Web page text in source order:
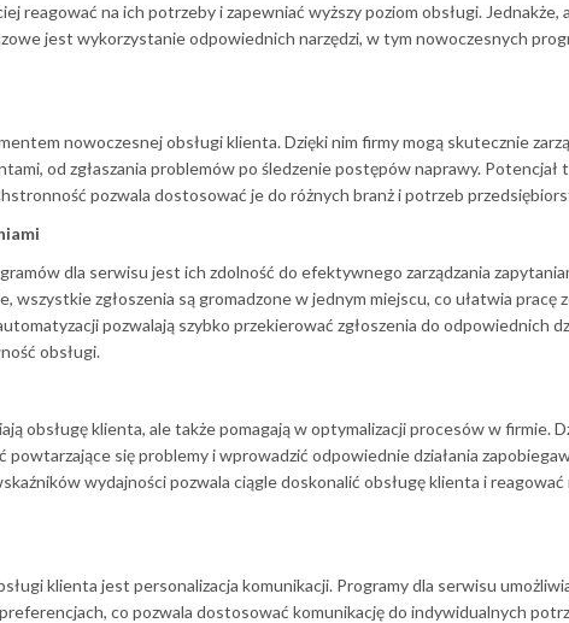
reagować na ich potrzeby i zapewniać wyższy poziom obsługi. Jednakże,
jest wykorzystanie odpowiednich narzędzi, w tym nowoczesnych
nowoczesnej obsługi klienta. Dzięki nim firmy mogą skutecznie
od zgłaszania problemów po śledzenie postępów naprawy. Potencjał
pozwala dostosować je do różnych branż i potrzeb
dla serwisu jest ich zdolność do efektywnego zarządzania
zgłoszenia są gromadzone w jednym miejscu, co ułatwia pracę
pozwalają szybko przekierować zgłoszenia do odpowiednich
obsługi.
obsługę klienta, ale także pomagają w optymalizacji procesów w firmie.
powtarzające się problemy i wprowadzić odpowiednie działania
wydajności pozwala ciągle doskonalić obsługę klienta i reagować
klienta jest personalizacja komunikacji. Programy dla serwisu
co pozwala dostosować komunikację do indywidualnych